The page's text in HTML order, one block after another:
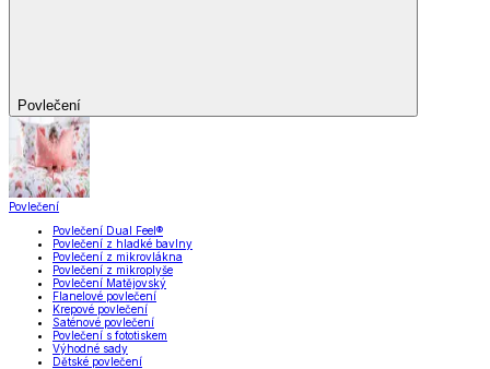
Povlečení
Povlečení
Povlečení Dual Feel®
Povlečení z hladké bavlny
Povlečení z mikrovlákna
Povlečení z mikroplyše
Povlečení Matějovský
Flanelové povlečení
Krepové povlečení
Saténové povlečení
Povlečení s fototiskem
Výhodné sady
Dětské povlečení